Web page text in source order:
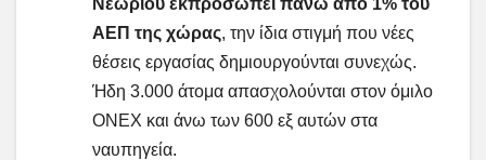
ΑΕΠ της χώρας, την ίδια στιγμή που νέες
θέσεις εργασίας δημιουργούνται συνεχώς.
Ήδη 3.000 άτομα απασχολούνται στον όμιλο
ΟΝΕΧ και άνω των 600 εξ αυτών στα
ναυπηγεία.